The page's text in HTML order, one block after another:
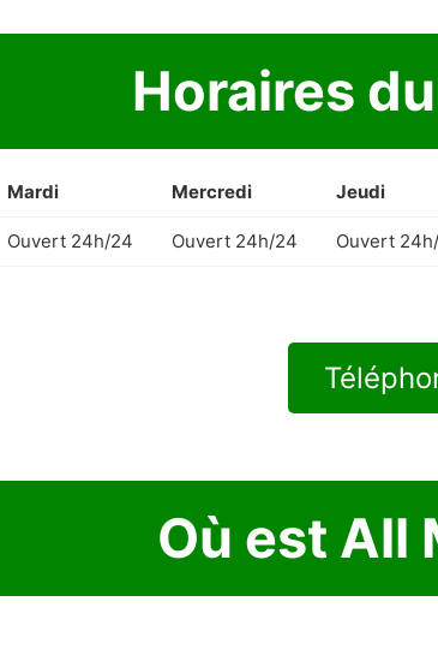
Horaires
Mardi Mercredi Jeudi
Ouvert 24h/24 Ouvert 24h/24 Ouvert
Où est All